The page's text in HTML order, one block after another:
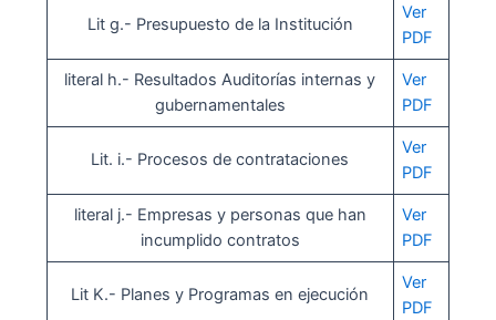
Lit g.- Presupuesto de la Institución
Ver
PDF
literal h.- Resultados Auditorías internas y
gubernamentales
Ver
PDF
Lit. i.- Procesos de contrataciones
Ver
PDF
literal j.- Empresas y personas que han
incumplido contratos
Ver
PDF
Lit K.- Planes y Programas en ejecución
Ver
PDF